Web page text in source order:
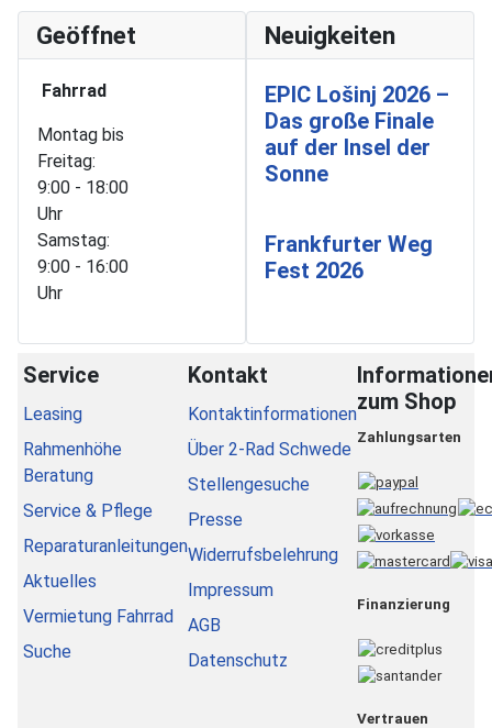
Geöffnet
Fahrrad
Montag bis
Freitag:
9:00 - 18:00
Uhr
Samstag:
9:00 - 16:00
Uhr
Neuigkeiten
EPIC Lošinj 2026 –
Das große Finale
auf der Insel der
Sonne
Frankfurter Weg
Fest 2026
Service
Leasing
Rahmenhöhe
Beratung
Service & Pflege
Reparaturanleitungen
Aktuelles
Vermietung Fahrrad
Suche
Kontakt
Kontaktinformationen
Über 2-Rad Schwede
Stellengesuche
Presse
Widerrufsbelehrung
Impressum
AGB
Datenschutz
zum Shop
Zahlungsarten
Finanzierung
Vertrauen